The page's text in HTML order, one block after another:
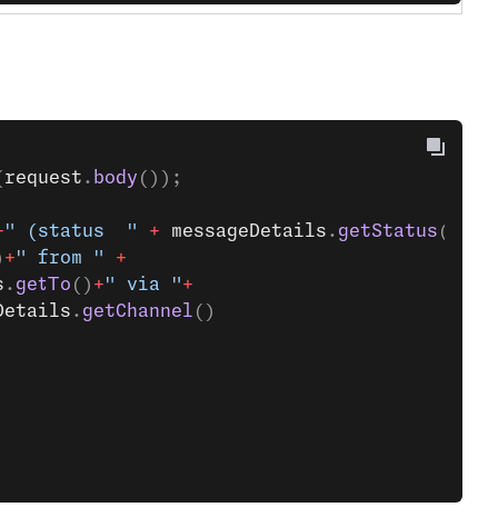
request . body ());
" (status  " + messageDetails . getStatus ()
+" from "
+
. getTo () +" via "+
. getChannel ()